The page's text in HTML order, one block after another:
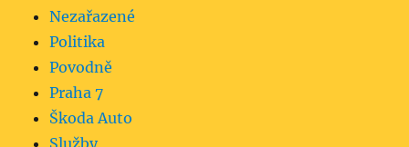
Nezařazené
Politika
Povodně
Praha 7
Škoda Auto